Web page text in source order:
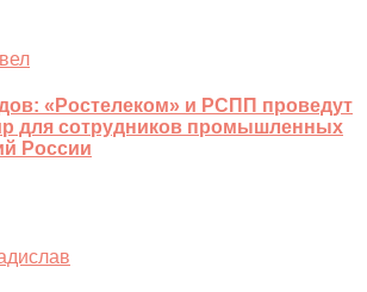
«Ростелеком» и РСПП проведут
для сотрудников промышленных
России